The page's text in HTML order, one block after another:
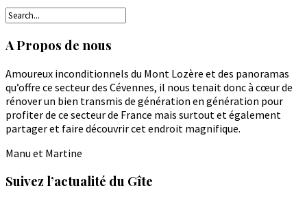
A Propos de nous
Amoureux inconditionnels du Mont Lozère et des panoramas
qu’offre ce secteur des Cévennes, il nous tenait donc à cœur de
rénover un bien transmis de génération en génération pour
profiter de ce secteur de France mais surtout et également
partager et faire découvrir cet endroit magnifique.
Manu et Martine
Suivez l’actualité du Gîte